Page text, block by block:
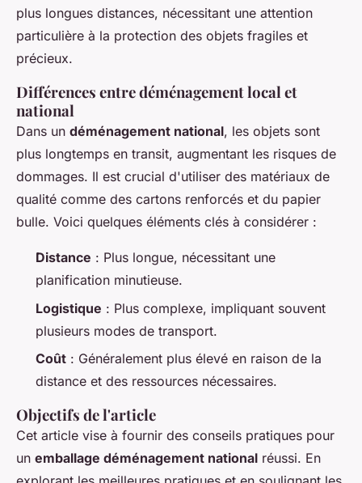
plus longues distances, nécessitant une attention
particulière à la protection des objets fragiles et
précieux.
Différences entre déménagement local et
national
Dans un déménagement national, les objets sont
plus longtemps en transit, augmentant les risques de
dommages. Il est crucial d'utiliser des matériaux de
qualité comme des cartons renforcés et du papier
bulle. Voici quelques éléments clés à considérer :
Distance : Plus longue, nécessitant une
planification minutieuse.
Logistique : Plus complexe, impliquant souvent
plusieurs modes de transport.
Coût : Généralement plus élevé en raison de la
distance et des ressources nécessaires.
Objectifs de l'article
Cet article vise à fournir des conseils pratiques pour
un emballage déménagement national réussi. En